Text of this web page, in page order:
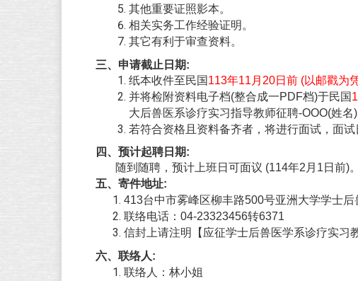
其他重要证照影本。
相关实务工作经验证明。
其它有利于审查资料。
三、申请截止日期:
纸本收件至民国 113年11月20日前 (以邮戳为
并将检附资料电子档(整合成一PDF档)于民国
大后兽医系诊疗实习指导教师征聘-OOO(姓名)
若符合资格且资料备齐者，将进行面试，面试
四、预计起聘日期:
随到随聘，预计上班日可面议 (114年2月1日前)。
五、寄件地址:
413台中市雾峰区柳丰路500号亚洲大学学士
联络电话：04-23323456转6371
信封上请注明【应征学士后兽医学系诊疗实习
六、联络人:
联络人：林小姐